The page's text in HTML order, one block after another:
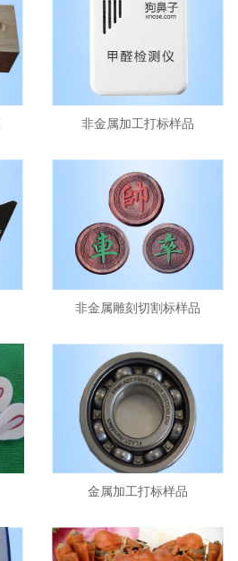
非金属加工打标样品
非金属雕刻切割标样品
金属加工打标样品